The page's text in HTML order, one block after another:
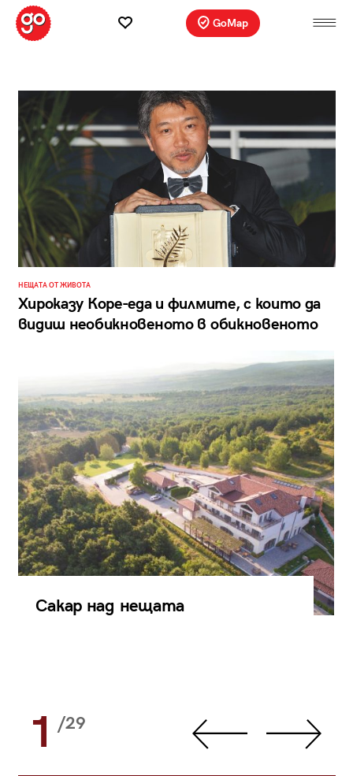
GoMap
НЕЩАТА ОТ ЖИВОТА
Хироказу Коре-еда и филмите, с които да
видиш необикновеното в обикновеното
Сакар над нещата
1 /29